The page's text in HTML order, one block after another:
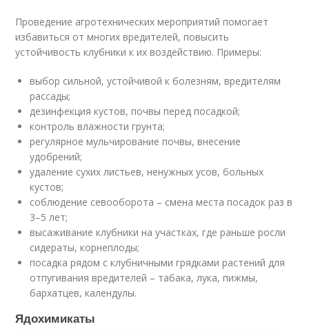
Проведение агротехнических мероприятий помогает
избавиться от многих вредителей, повысить
устойчивость клубники к их воздействию. Примеры:
выбор сильной, устойчивой к болезням, вредителям
рассады;
дезинфекция кустов, почвы перед посадкой;
контроль влажности грунта;
регулярное мульчирование почвы, внесение
удобрений;
удаление сухих листьев, ненужных усов, больных
кустов;
соблюдение севооборота – смена места посадок раз в
3–5 лет;
высаживание клубники на участках, где раньше росли
сидераты, корнеплоды;
посадка рядом с клубничными грядками растений для
отпугивания вредителей – табака, лука, пижмы,
бархатцев, календулы.
Ядохимикаты